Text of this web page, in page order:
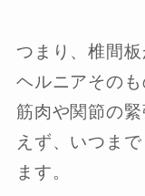
つまり、椎間
ヘルニアその
筋肉や関節の
えず、いつま
ます。